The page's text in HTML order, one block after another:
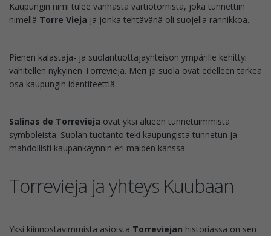
Kaupungin nimi tulee vanhasta vartiotornista, joka tunnettiin
nimellä Torre Vieja ja jonka tehtävänä oli suojella rannikkoa.
Pienen kalastaja- ja suolantuottajayhteisön ympärille kehittyi
vähitellen nykyinen Torrevieja. Meri ja suola ovat edelleen tärkeä
osa kaupungin identiteettiä.
Salinas de Torrevieja ovat yksi alueen tunnetuimmista
symboleista. Suolan tuotanto teki kaupungista tunnetun ja
mahdollisti kaupankäynnin eri maiden kanssa.
Torrevieja ja yhteys Kuubaan
Yksi kiinnostavimmista asioista Torreviejan historiassa on sen